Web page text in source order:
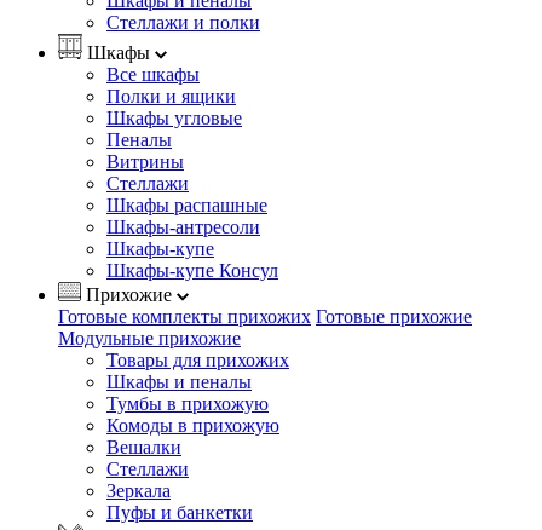
Стеллажи и полки
Шкафы
Все шкафы
Полки и ящики
Шкафы угловые
Пеналы
Витрины
Стеллажи
Шкафы распашные
Шкафы-антресоли
Шкафы-купе
Шкафы-купе Консул
Прихожие
Готовые комплекты прихожих Готовые прихожие
Модульные прихожие
Товары для прихожих
Шкафы и пеналы
Тумбы в прихожую
Комоды в прихожую
Вешалки
Стеллажи
Зеркала
Пуфы и банкетки